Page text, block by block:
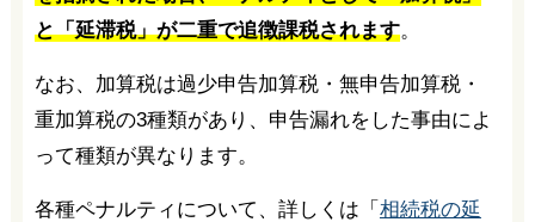
と「延滞税」が二重で追徴課税されます。
なお、加算税は過少申告加算税・無申告加算税・
重加算税の3種類があり、申告漏れをした事由によ
って種類が異なります。
各種ペナルティについて、詳しくは「 相続税の延